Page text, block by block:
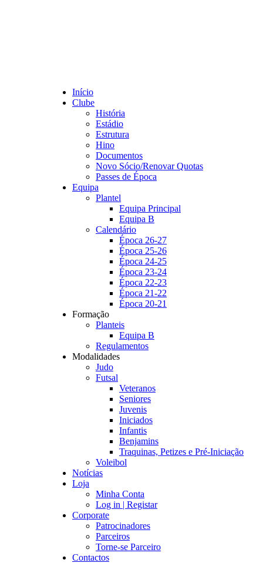
Início
Clube
História
Estádio
Estrutura
Hino
Documentos
Novo Sócio/Renovar Quotas
Passes de Época
Equipa
Plantel
Equipa Principal
Equipa B
Calendário
Época 26-27
Época 25-26
Época 24-25
Época 23-24
Época 22-23
Época 21-22
Época 20-21
Formação
Planteis
Equipa B
Regulamentos
Modalidades
Judo
Futsal
Veteranos
Seniores
Juvenis
Iniciados
Infantis
Benjamins
Traquinas, Petizes e Pré-Iniciação
Voleibol
Notícias
Loja
Minha Conta
Log in | Registar
Corporate
Patrocinadores
Parceiros
Torne-se Parceiro
Contactos